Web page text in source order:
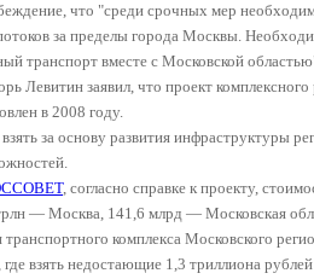
что "среди срочных мер
за пределы города Москвы.
транспорт вместе с Московской
Левитин заявил, что проект
в 2008 году.
за основу развития инфраструктуры
, согласно справке к проекту,
— Москва, 141,6 млрд — Московская
комплекса Московского
где взять недостающие 1,3 триллиона